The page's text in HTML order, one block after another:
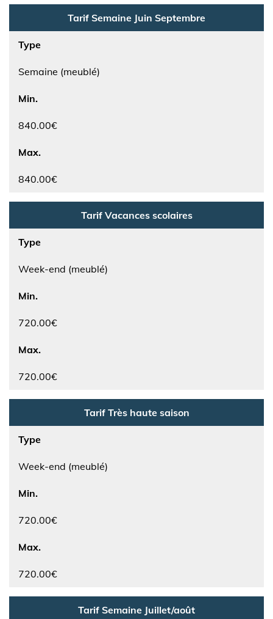
Tarif Semaine Juin Septembre
Type
Semaine (meublé)
Min.
840.00€
Max.
840.00€
Tarif Vacances scolaires
Type
Week-end (meublé)
Min.
720.00€
Max.
720.00€
Tarif Très haute saison
Type
Week-end (meublé)
Min.
720.00€
Max.
720.00€
Tarif Semaine Juillet/août